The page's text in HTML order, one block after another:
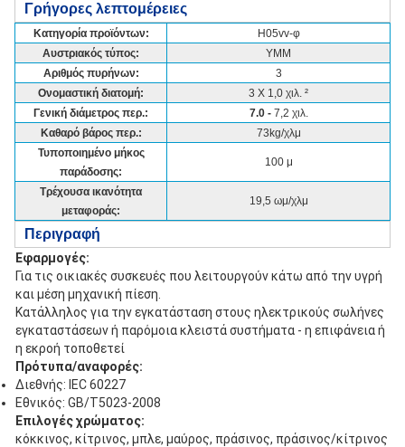
Γρήγορες λεπτομέρειες
Κατηγορία προϊόντων:
H05vv-φ
Αυστριακός τύπος:
YMM
Αριθμός πυρήνων:
3
Ονομαστική διατομή:
3 X 1,0 χιλ. ²
Γενική διάμετρος περ.:
7.0 - 7,2 χιλ.
Καθαρό βάρος περ.:
73kg/χλμ
Τυποποιημένο μήκος
παράδοσης:
100 μ
Τρέχουσα ικανότητα
μεταφοράς:
19,5 ωμ/χλμ
Περιγραφή
Εφαρμογές:
Για τις οικιακές συσκευές που λειτουργούν κάτω από την υγρή
και μέση μηχανική πίεση.
Κατάλληλος για την εγκατάσταση στους ηλεκτρικούς σωλήνες
εγκαταστάσεων ή παρόμοια κλειστά συστήματα - η επιφάνεια ή
η εκροή τοποθετεί
Πρότυπα/αναφορές:
Διεθνής: IEC 60227
Εθνικός: GB/T5023-2008
Επιλογές χρώματος:
κόκκινος, κίτρινος, μπλε, μαύρος, πράσινος, πράσινος/κίτρινος